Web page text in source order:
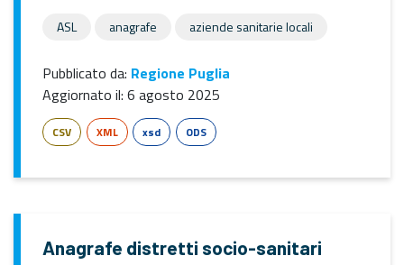
ASL anagrafe aziende sanitarie locali
Pubblicato da: Regione Puglia
Aggiornato il: 6 agosto 2025
CSV XML xsd ODS
Anagrafe distretti socio-sanitari